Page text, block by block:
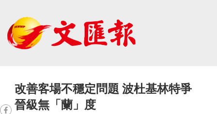
改善客場不穩定問題 波杜基林特爭
晉級無「蘭」度